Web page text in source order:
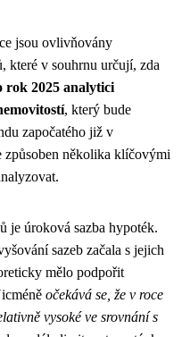
jsou ovlivňovány
které v souhrnu určují, zda
rok 2025 analytici
, který bude
započatého již v
způsoben několika klíčovými
je úroková sazba hypoték.
sazeb začala s jejich
mělo podpořit
očekává se, že v roce
vysoké ve srovnání s